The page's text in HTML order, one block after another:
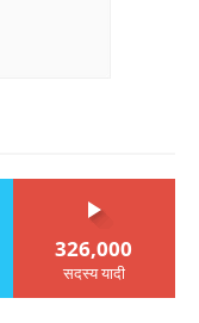
326,000
सदस्य यादी